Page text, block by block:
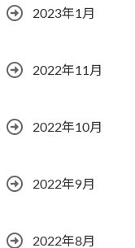
2023年1月
2022年11月
2022年10月
2022年9月
2022年8月